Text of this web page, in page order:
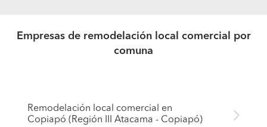
Empresas de remodelación local comercial por
comuna
Remodelación local comercial en
Copiapó (Región III Atacama - Copiapó)